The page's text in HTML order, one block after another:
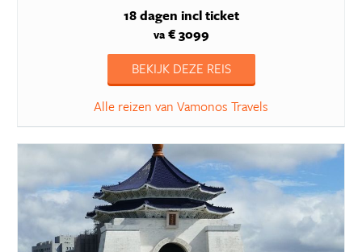
18 dagen incl ticket
va€ 3099
BEKIJK DEZE REIS
Alle reizen van Vamonos Travels